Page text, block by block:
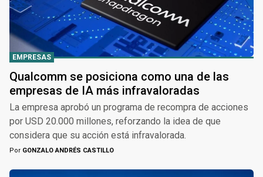
EMPRESAS
Qualcomm se posiciona como una de las
empresas de IA más infravaloradas
La empresa aprobó un programa de recompra de acciones
por USD 20.000 millones, reforzando la idea de que
considera que su acción está infravalorada.
Por GONZALO ANDRÉS CASTILLO